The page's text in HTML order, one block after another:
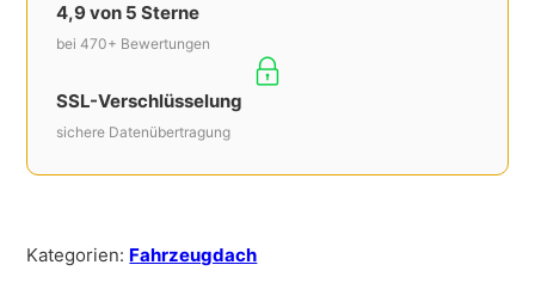
4,9 von 5 Sterne
bei 470+ Bewertungen
SSL-Verschlüsselung
sichere Datenübertragung
Kategorien: Fahrzeugdach